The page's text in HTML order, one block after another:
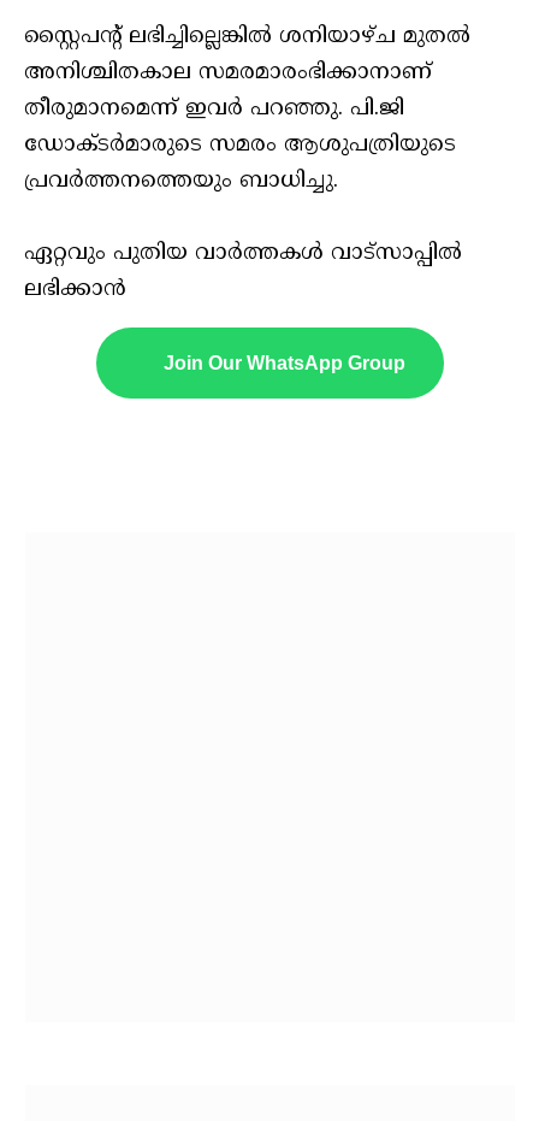
സ്റ്റൈപൻ്റ് ലഭിച്ചില്ലെങ്കിൽ ശനിയാഴ്ച മുതൽ
അനിശ്ചിതകാല സമരമാരംഭിക്കാനാണ്
തീരുമാനമെന്ന് ഇവർ പറഞ്ഞു. പി.ജി
ഡോക്ടർമാരുടെ സമരം ആശുപത്രിയുടെ
പ്രവർത്തനത്തെയും ബാധിച്ചു.
ഏറ്റവും പുതിയ വാർത്തകൾ വാട്സാപ്പിൽ
ലഭിക്കാൻ
Join Our WhatsApp Group